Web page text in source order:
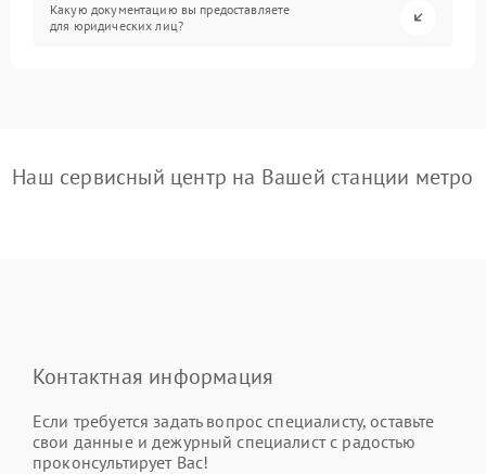
Какую документацию вы предоставляете
для юридических лиц?
Наш сервисный центр на Вашей станции метро
Контактная информация
Если требуется задать вопрос специалисту, оставьте
свои данные и дежурный специалист с радостью
проконсультирует Вас!